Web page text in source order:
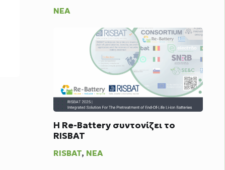
ΝΈΑ
Η Re-Battery συντονίζει το
RISBAT
RISBAT, ΝΈΑ